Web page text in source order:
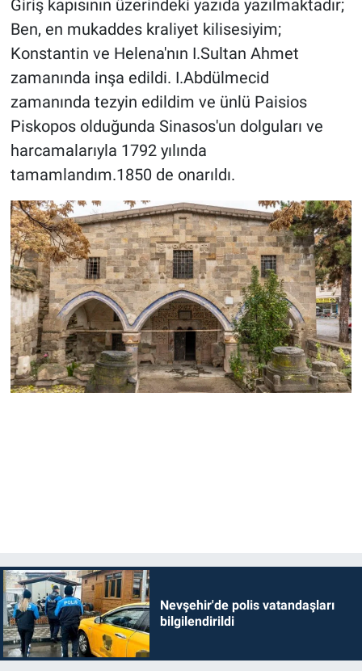
Giriş kapısının üzerindeki yazıda yazılmaktadır;
Ben, en mukaddes kraliyet kilisesiyim;
Konstantin ve Helena'nın I.Sultan Ahmet
zamanında inşa edildi. I.Abdülmecid
zamanında tezyin edildim ve ünlü Paisios
Piskopos olduğunda Sinasos'un dolguları ve
harcamalarıyla 1792 yılında
tamamlandım.1850 de onarıldı.
Nevşehir'de polis vatandaşları
bilgilendirildi